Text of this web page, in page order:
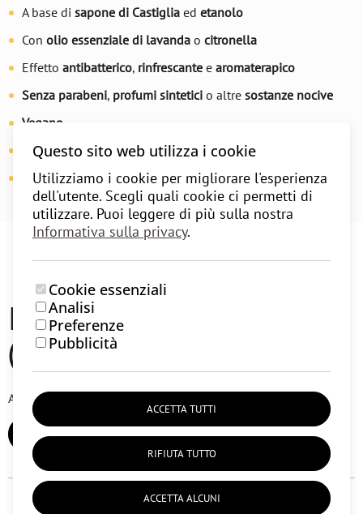
Questo sito web utilizza i cookie
Utilizziamo i cookie per migliorare l'esperienza
dell'utente. Scegli quali cookie ci permetti di
utilizzare. Puoi leggere di più sulla nostra
Informativa sulla privacy.
Cookie essenziali
Analisi
Preferenze
Pubblicità
ACCETTA TUTTI
RIFIUTA TUTTO
ACCETTA ALCUNI
A base di sapone di Castiglia ed etanolo
Con olio essenziale di lavanda o citronella
Effetto antibatterico, rinfrescante e aromaterapico
Senza parabeni, profumi sintetici o altre sostanze nocive
Vegano
Fatto a mano in Slovenia
Adatto atutti i tipi di tappetini da yoga
Recensioni degli utenti
(0)
Al momento non ci sono recensioni degli utenti.
AGGIUNGI RECENSIONE